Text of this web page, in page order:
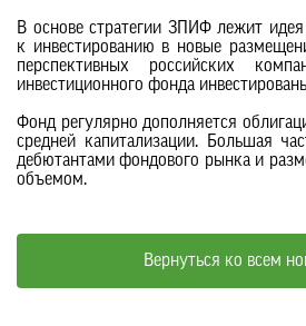
В основе стратегии ЗПИФ лежит
к инвестированию в новые
перспективных российских
инвестиционного фонда
Фонд регулярно дополняется
средней капитализации. Большая
дебютантами фондового рынка и
объемом.
Вернуться ко всем